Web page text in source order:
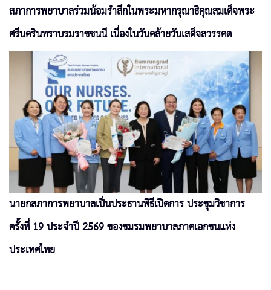
สภาการพยาบาลร่วมน้อมรำลึกในพระมหากรุณาธิคุณสมเด็จพระ
ศรีนครินทราบรมราชชนนี เนื่องในวันคล้ายวันเสด็จสวรรคต
นายกสภาการพยาบาลเป็นประธานพิธีเปิดการ ประชุมวิชาการ
ครั้งที่ 19 ประจำปี 2569 ของชมรมพยาบาลภาคเอกชนแห่ง
ประเทศไทย